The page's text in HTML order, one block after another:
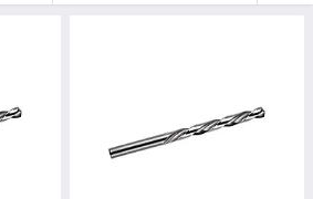
срок эксплуатации сверла.